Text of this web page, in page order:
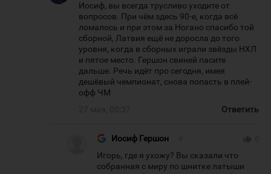
Иосиф, вы всегда трусливо уходите от
вопросов. При чём здесь 90-е, когда всё
ломалось и при этом за Ногано спасибо той
сборной, Латвия ещё не доросла до того
уровня, когда в сборных играли звёзды НХЛ
и пятое место. Гершон свиней пасите
дальше. Речь идёт про сегодня, имея
дешёвый чемпионат, снова попасть в плей-
офф ЧМ
Ответить
Иосиф Гершон
Игорь, где я ухожу? Вы сказали что
собранная с миру по шнитке латыши